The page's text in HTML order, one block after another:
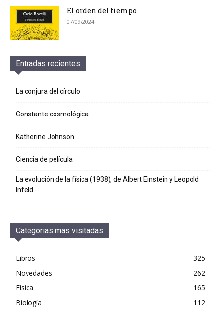
El orden del tiempo
07/09/2024
Entradas recientes
La conjura del círculo
Constante cosmológica
Katherine Johnson
Ciencia de película
La evolución de la física (1938), de Albert Einstein y Leopold
Infeld
Categorías más visitadas
Libros
325
Novedades
262
Física
165
Biología
112